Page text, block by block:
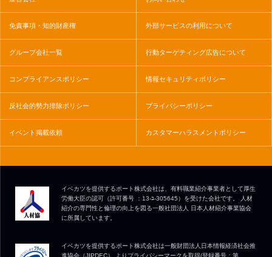
免責事項・知的財産権 外部サービスの利用について
グループ会社一覧 行動ターゲティング広告について
コンプライアンスポリシー 情報セキュリティポリシー
反社会的勢力排除ポリシー プライバシーポリシー
イベント掲載依頼 カスタマーハラスメントポリシー